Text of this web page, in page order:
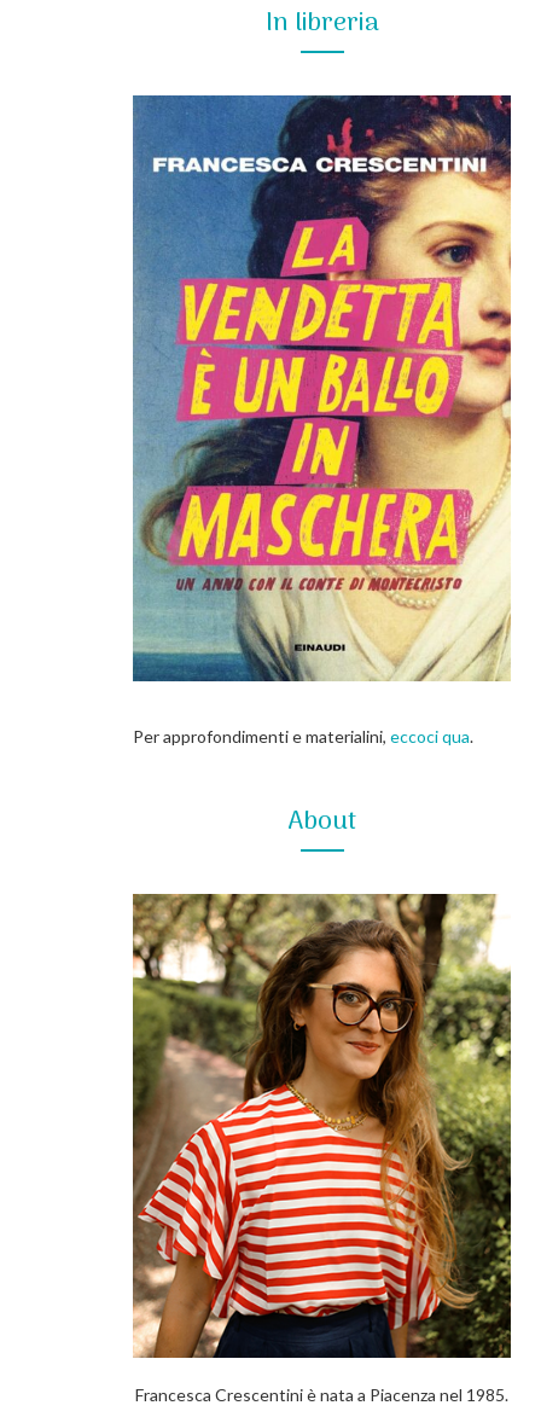
In libreria
Per approfondimenti e materialini, eccoci qua.
About
Francesca Crescentini è nata a Piacenza nel 1985.